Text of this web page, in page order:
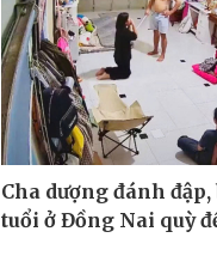
Cha dượng đánh đập,
tuổi ở Đồng Nai quỳ